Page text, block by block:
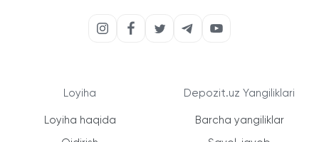
Loyiha
Loyiha haqida
Depozit.uz Yangiliklari
Barcha yangiliklar